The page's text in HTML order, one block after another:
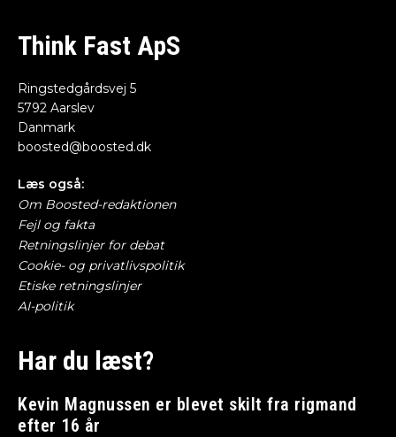
Think Fast ApS
Ringstedgårdsvej 5
5792 Aarslev
Danmark
boosted@boosted.dk
Læs også:
Om Boosted-redaktionen
Fejl og fakta
Retningslinjer for debat
Cookie- og privatlivspolitik
Etiske retningslinjer
AI-politik
Har du læst?
Kevin Magnussen er blevet skilt fra rigmand
efter 16 år